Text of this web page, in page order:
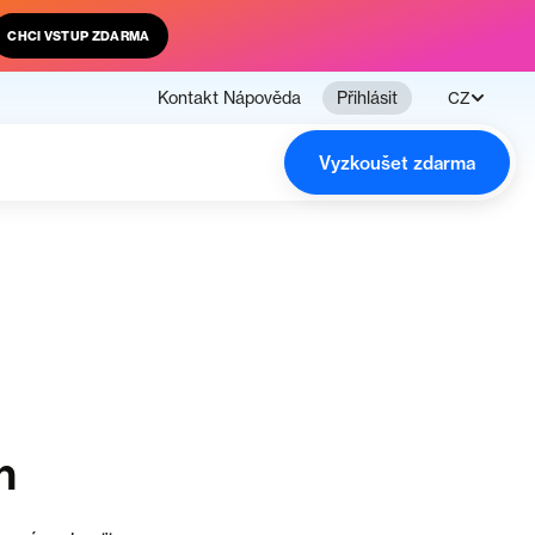
CHCI VSTUP ZDARMA
Kontakt Nápověda Přihlásit CZ
Vyzkoušet zdarma